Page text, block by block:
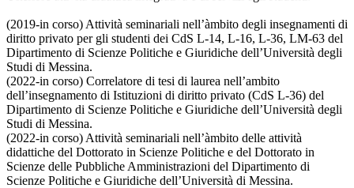
(2019-in corso) Attività seminariali nell’àmbito degli insegnamenti di
diritto privato per gli studenti dei CdS L-14, L-16, L-36, LM-63 del
Dipartimento di Scienze Politiche e Giuridiche dell’Università degli
Studi di Messina.
(2022-in corso) Correlatore di tesi di laurea nell’ambito
dell’insegnamento di Istituzioni di diritto privato (CdS L-36) del
Dipartimento di Scienze Politiche e Giuridiche dell’Università degli
Studi di Messina.
(2022-in corso) Attività seminariali nell’àmbito delle attività
didattiche del Dottorato in Scienze Politiche e del Dottorato in
Scienze delle Pubbliche Amministrazioni del Dipartimento di
Scienze Politiche e Giuridiche dell’Università di Messina.